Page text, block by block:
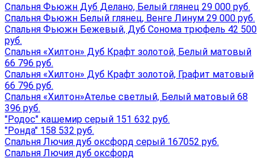
Спальня Фьюжн Дуб Делано, Белый глянец 29 000 руб.
Спальня Фьюжн Белый глянец, Венге Линум 29 000 руб.
Спальня Фьюжн Бежевый, Дуб Сонома трюфель 42 500
руб.
Спальня «Хилтон» Дуб Крафт золотой, Белый матовый
66 796 руб.
Спальня «Хилтон» Дуб Крафт золотой, Графит матовый
66 796 руб.
Спальня «Хилтон»Ателье светлый, Белый матовый 68
396 руб.
"Родос" кашемир серый 151 632 руб.
"Ронда" 158 532 руб.
Спальня Лючия дуб оксфорд серый 167052 руб.
Спальня Лючия дуб оксфорд